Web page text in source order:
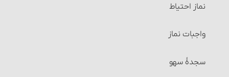
خیار تدلیس
11- کارهای وضو را خود انسان انجام دهد.
12- استعمال آب برای انسان ضرری نداشته باشد.
13- در اعضای وضو مانعی برای رسیدن آب به بدن وجود
نماز احتیاط
واجبات نماز
سجدۀ سهو